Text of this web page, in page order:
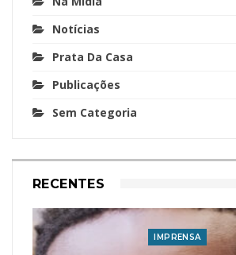
Notícias
Prata Da Casa
Publicações
Sem Categoria
RECENTES
IMPRENSA